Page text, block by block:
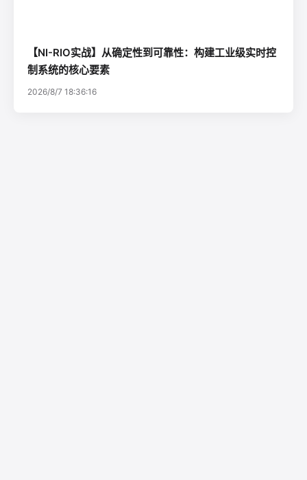
【NI-RIO实战】从确定性到可靠性：构建工业级实时控
制系统的核心要素
2026/8/7 18:36:16